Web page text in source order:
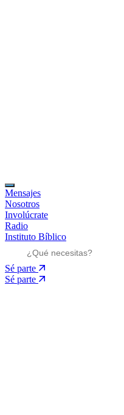
Mensajes
Nosotros
Involúcrate
Radio
Instituto Bíblico
Sé parte
Sé parte